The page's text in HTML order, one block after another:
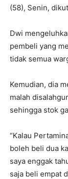
(58), Senin,
Dwi
pembeli yang
tidak semua
Kemudian, dia
malah
sehingga stok
“Kalau
boleh beli dua
saya enggak
saja beli empat